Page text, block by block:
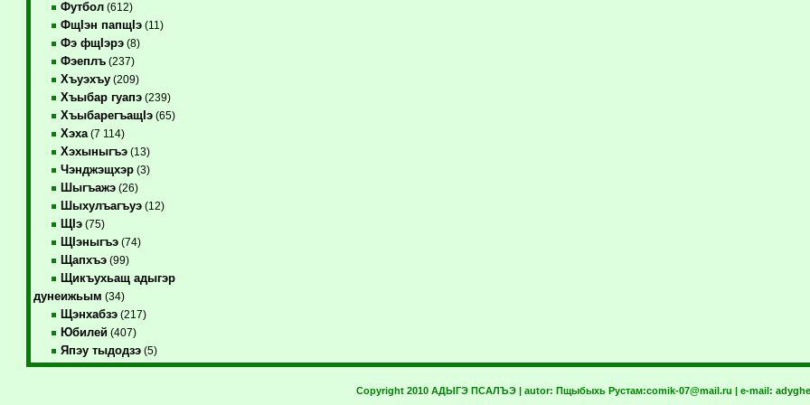
Футбол(612)
ФщIэн папщIэ(11)
Фэ фщIэрэ(8)
Фэеплъ(237)
Хъуэхъу(209)
Хъыбар гуапэ(239)
ХъыбарегъащIэ(65)
Хэха(7 114)
Хэхыныгъэ(13)
Чэнджэщхэр(3)
Шыгъажэ(26)
Шыхулъагъуэ(12)
ЩIэ(75)
ЩIэныгъэ(74)
Щапхъэ(99)
Щикъухьащ адыгэр
дунеижьым (34)
Щэнхабзэ(217)
Юбилей(407)
Япэу тыдодзэ(5)
Copyright 2010 АДЫГЭ ПСАЛЪЭ | autor: Пщыбыхь Рустам:comik-07@mail.ru | e-mail: